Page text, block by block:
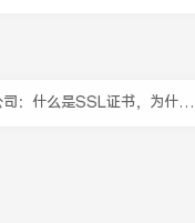
司：什么是SSL证书，为什么